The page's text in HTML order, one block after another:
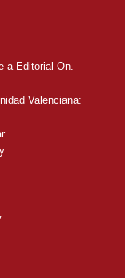
a Editorial On.
Valenciana: